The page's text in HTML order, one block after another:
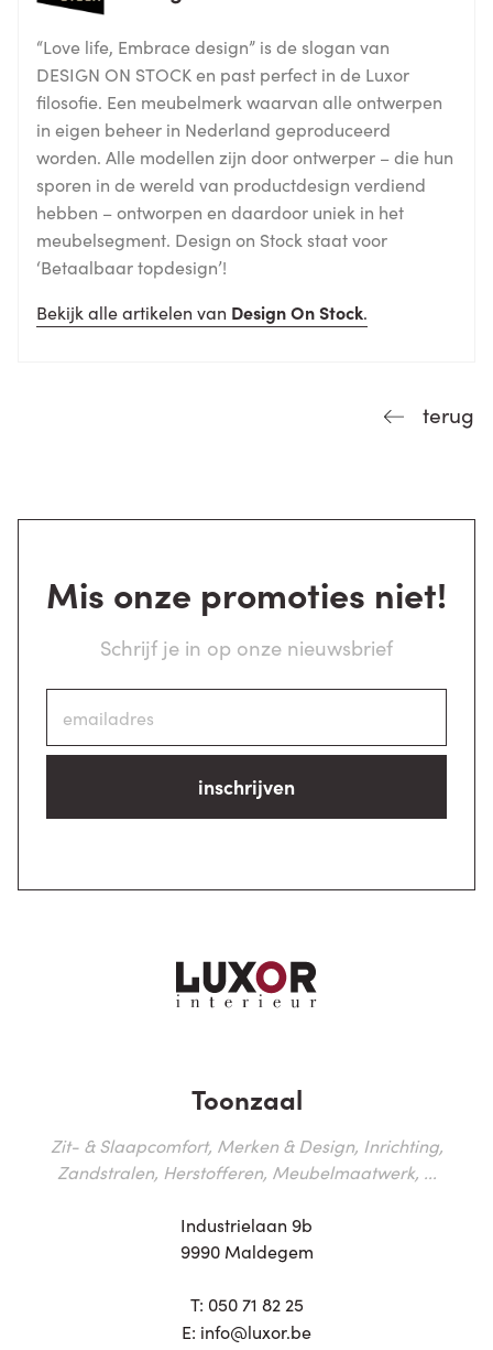
“Love life, Embrace design” is de slogan van
DESIGN ON STOCK en past perfect in de Luxor
filosofie. Een meubelmerk waarvan alle ontwerpen
in eigen beheer in Nederland geproduceerd
worden. Alle modellen zijn door ontwerper – die hun
sporen in de wereld van productdesign verdiend
hebben – ontworpen en daardoor uniek in het
meubelsegment. Design on Stock staat voor
‘Betaalbaar topdesign’!
Bekijk alle artikelen van Design On Stock.
terug
Mis onze promoties niet!
Schrijf je in op onze nieuwsbrief
inschrijven
Toonzaal
Zit- & Slaapcomfort, Merken & Design, Inrichting,
Zandstralen, Herstofferen, Meubelmaatwerk, ...
Industrielaan 9b
9990 Maldegem
T: 050 71 82 25
E: info@luxor.be